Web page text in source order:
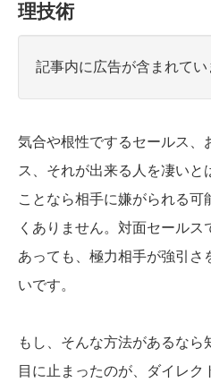
理技術
記事内に広告が含まれてい
気合や根性でするセールス、
ス、それが出来る人を凄いと
ことなら相手に嫌がられる可
くありません。対面セール
あっても、極力相手が強引さ
いです。
もし、そんな方法があるな
目に止まったのが、ダイレク